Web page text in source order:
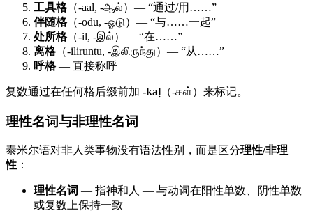
工具格（-aal, -ஆல்）— “通过/用……”
伴随格（-odu, -ஓடு）— “与……一起”
处所格（-il, -இல்）— “在……”
离格（-iliruntu, -இலிருந்து）— “从……”
呼格— 直接称呼
复数通过在任何格后缀前加 -kaḷ （-கள்）来标记。
理性名词与非理性名词
泰米尔语对非人类事物没有语法性别，而是区分理性/非理
性 ：
理性名词 — 指神和人 — 与动词在阳性单数、阴性单数
或复数上保持一致